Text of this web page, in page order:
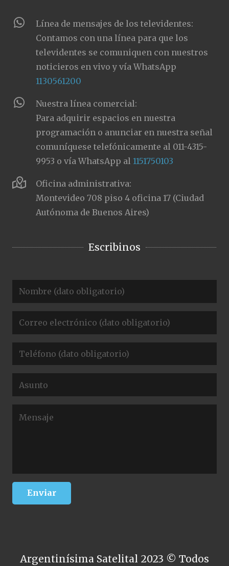
Línea de mensajes de los televidentes:
Contamos con una línea para que los
televidentes se comuniquen con nuestros
noticieros en vivo y vía WhatsApp
1130561200
Nuestra línea comercial:
Para adquirir espacios en nuestra
programación o anunciar en nuestra señal
comuníquese telefónicamente al 011-4315-
9953 o vía WhatsApp al1151750103
Oficina administrativa:
Montevideo 708 piso 4 oficina 17 (Ciudad
Autónoma de Buenos Aires)
Escribinos
Argentinísima Satelital 2023 © Todos